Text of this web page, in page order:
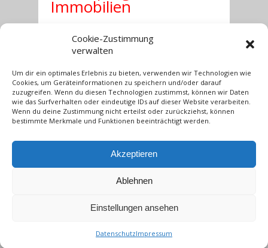
Cookie-Zustimmung
verwalten
Um dir ein optimales Erlebnis zu bieten, verwenden wir Technologien wie
Cookies, um Geräteinformationen zu speichern und/oder darauf
zuzugreifen. Wenn du diesen Technologien zustimmst, können wir Daten
wie das Surfverhalten oder eindeutige IDs auf dieser Website verarbeiten.
Wenn du deine Zustimmung nicht erteilst oder zurückziehst, können
bestimmte Merkmale und Funktionen beeinträchtigt werden.
Akzeptieren
Ablehnen
Einstellungen ansehen
DatenschutzImpressum
Immobilien
Wer einen Immobilienkauf oder den Neubau
einer Immobilie plant, kann unter bestimmten
vorgesehenen Geldtöpfe vom Staat, dem
Bundesland oder der Kommune nutzen und im
Idealfall einige Tausend Euro sparen. Leider fällt
es vielen Interessenten schwer sich hier einen
Überblick über die verschiedenen Möglichkeiten
und Maßnahmen zu verschaffen. Für Interessierte
bietet das Wirtschaftsministerium eine Übersicht
März 15, 2009